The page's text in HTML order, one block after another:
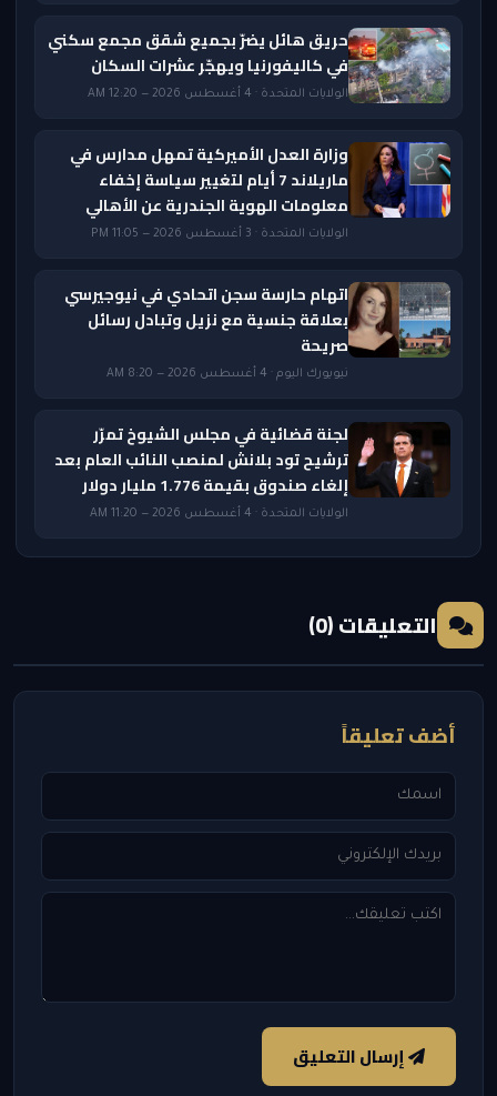
حريق هائل يضرّ بجميع شقق مجمع سكني
في كاليفورنيا ويهجّر عشرات السكان
الولايات المتحدة · 4 أغسطس 2026 — 12:20 AM
وزارة العدل الأميركية تمهل مدارس في
ماريلاند 7 أيام لتغيير سياسة إخفاء
معلومات الهوية الجندرية عن الأهالي
الولايات المتحدة · 3 أغسطس 2026 — 11:05 PM
اتهام حارسة سجن اتحادي في نيوجيرسي
بعلاقة جنسية مع نزيل وتبادل رسائل
صريحة
نيويورك اليوم · 4 أغسطس 2026 — 8:20 AM
لجنة قضائية في مجلس الشيوخ تمرّر
ترشيح تود بلانش لمنصب النائب العام بعد
إلغاء صندوق بقيمة 1.776 مليار دولار
الولايات المتحدة · 4 أغسطس 2026 — 11:20 AM
التعليقات (0)
أضف تعليقاً
إرسال التعليق